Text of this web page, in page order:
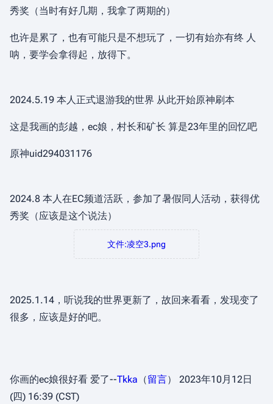
秀奖（当时有好几期，我拿了两期的）
也许是累了，也有可能只是不想玩了，一切有始亦有终 人
呐，要学会拿得起，放得下。
2024.5.19 本人正式退游我的世界 从此开始原神刷本
这是我画的彭越，ec娘，村长和矿长 算是23年里的回忆吧
原神uid294031176
2024.8 本人在EC频道活跃，参加了暑假同人活动，获得优
秀奖（应该是这个说法）
文件:凌空3.png
2025.1.14，听说我的世界更新了，故回来看看，发现变了
很多，应该是好的吧。
你画的ec娘很好看 爱了--Tkka （留言） 2023年10月12日
(四) 16:39 (CST)